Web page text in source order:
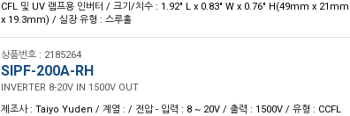
CFL 및 UV 램프용 인버터 / 크기/치수 : 1.92" L x 0.83" W x 0.76" H(49mm x 21mm
x 19.3mm) / 실장 유형 : 스루홀
상품번호 : 2185264
SIPF-200A-RH
INVERTER 8-20V IN 1500V OUT
제조사 : Taiyo Yuden / 계열 : / 전압 - 입력 : 8 ~ 20V / 출력 : 1500V / 유형 : CCFL